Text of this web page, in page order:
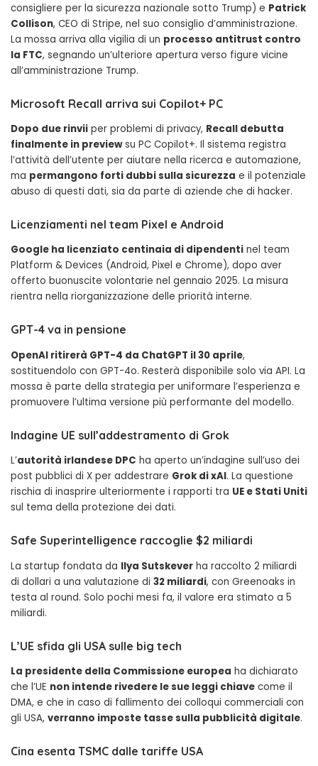
consigliere per la sicurezza nazionale sotto Trump) e Patrick
Collison, CEO di Stripe, nel suo consiglio d’amministrazione.
La mossa arriva alla vigilia di un processo antitrust contro
la FTC, segnando un’ulteriore apertura verso figure vicine
all’amministrazione Trump.
Microsoft Recall arriva sui Copilot+ PC
Dopo due rinvii per problemi di privacy, Recall debutta
finalmente in previewsu PC Copilot+. Il sistema registra
l’attività dell’utente per aiutare nella ricerca e automazione,
ma permangono forti dubbi sulla sicurezza e il potenziale
abuso di questi dati, sia da parte di aziende che di hacker.
Licenziamenti nel team Pixel e Android
Google ha licenziato centinaia di dipendenti nel team
Platform & Devices (Android, Pixel e Chrome), dopo aver
offerto buonuscite volontarie nel gennaio 2025. La misura
rientra nella riorganizzazione delle priorità interne.
GPT-4 va in pensione
OpenAI ritirerà GPT-4 da ChatGPT il 30 aprile,
sostituendolo con GPT-4o. Resterà disponibile solo via API. La
mossa è parte della strategia per uniformare l’esperienza e
promuovere l’ultima versione più performante del modello.
Indagine UE sull’addestramento di Grok
L’autorità irlandese DPC ha aperto un’indagine sull’uso dei
post pubblici di X per addestrare Grok di xAI. La questione
rischia di inasprire ulteriormente i rapporti tra UE e Stati Uniti
sul tema della protezione dei dati.
Safe Superintelligence raccoglie $2 miliardi
La startup fondata da Ilya Sutskever ha raccolto 2 miliardi
di dollari a una valutazione di 32 miliardi, con Greenoaks in
testa al round. Solo pochi mesi fa, il valore era stimato a 5
miliardi.
L’UE sfida gli USA sulle big tech
La presidente della Commissione europea ha dichiarato
che l’UE non intende rivedere le sue leggi chiave come il
DMA, e che in caso di fallimento dei colloqui commerciali con
gli USA, verranno imposte tasse sulla pubblicità digitale.
Cina esenta TSMC dalle tariffe USA